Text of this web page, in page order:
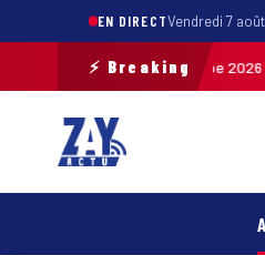
EN DIRECTVendredi 7
⚡ Breaking
de Guadeloupe 2026 : Edwin